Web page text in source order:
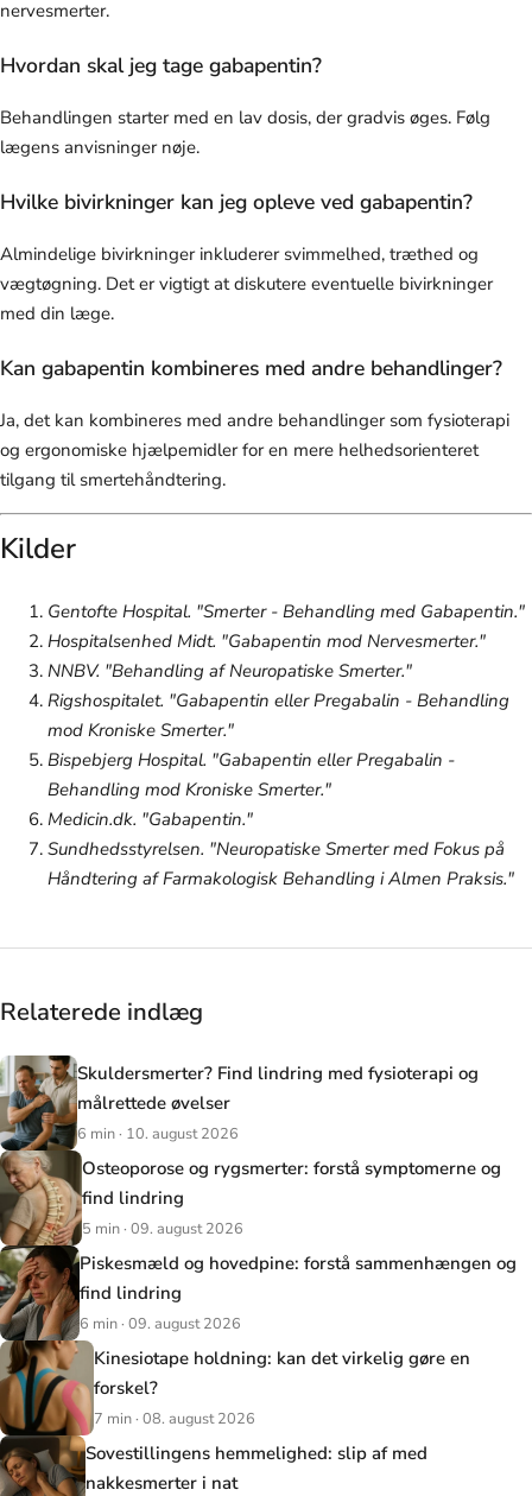
nervesmerter.
Hvordan skal jeg tage gabapentin?
Behandlingen starter med en lav dosis, der gradvis øges. Følg
lægens anvisninger nøje.
Hvilke bivirkninger kan jeg opleve ved gabapentin?
Almindelige bivirkninger inkluderer svimmelhed, træthed og
vægtøgning. Det er vigtigt at diskutere eventuelle bivirkninger
med din læge.
Kan gabapentin kombineres med andre behandlinger?
Ja, det kan kombineres med andre behandlinger som fysioterapi
og ergonomiske hjælpemidler for en mere helhedsorienteret
tilgang til smertehåndtering.
Kilder
Gentofte Hospital. "Smerter - Behandling med Gabapentin."
Hospitalsenhed Midt. "Gabapentin mod Nervesmerter."
NNBV. "Behandling af Neuropatiske Smerter."
Rigshospitalet. "Gabapentin eller Pregabalin - Behandling
mod Kroniske Smerter."
Bispebjerg Hospital. "Gabapentin eller Pregabalin -
Behandling mod Kroniske Smerter."
Medicin.dk. "Gabapentin."
Sundhedsstyrelsen. "Neuropatiske Smerter med Fokus på
Håndtering af Farmakologisk Behandling i Almen Praksis."
Relaterede indlæg
Skuldersmerter? Find lindring med fysioterapi og
målrettede øvelser
6 min · 10. august 2026
Osteoporose og rygsmerter: forstå symptomerne og
find lindring
5 min · 09. august 2026
Piskesmæld og hovedpine: forstå sammenhængen og
find lindring
6 min · 09. august 2026
Kinesiotape holdning: kan det virkelig gøre en
forskel?
7 min · 08. august 2026
Sovestillingens hemmelighed: slip af med
nakkesmerter i nat